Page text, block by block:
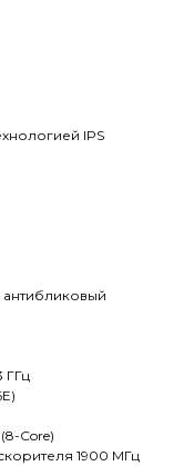
IPS
ГГц
Core)
1900 МГц